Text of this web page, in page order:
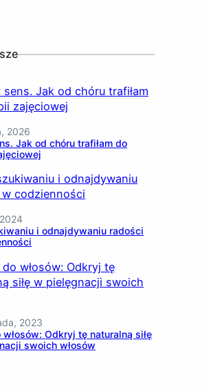
2026
Jak od chóru trafiłam do
i odnajdywaniu radości
2023
Odkryj tę naturalną siłę
swoich włosów